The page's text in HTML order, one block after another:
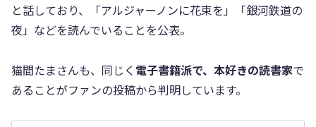
と話しており、「アルジャーノンに花束を」「銀河鉄道の
夜」などを読んでいることを公表。
猫間たまさんも、同じく 電子書籍派で、本好きの読書家で
あることがファンの投稿から判明しています。